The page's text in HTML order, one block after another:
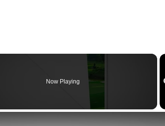
Now Playing